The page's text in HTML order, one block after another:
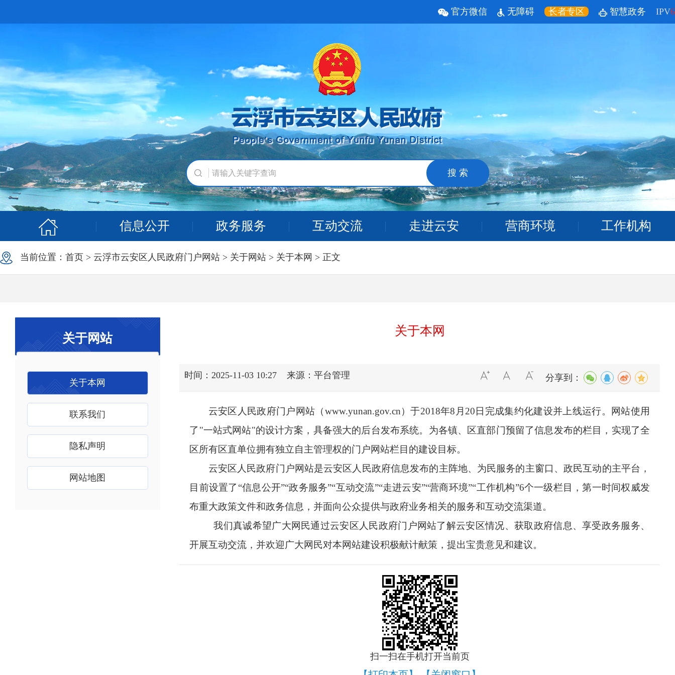
官方微信 无障碍 长者专区 智慧政务 IPV6
搜 索
信息公开 政务服务 互动交流 走进云安 营商环境 工作机构
当前位置： 首页 > 云浮市云安区人民政府门户网站 > 关于网站 > 关于本网 > 正文
关于网站
关于本网
联系我们
隐私声明
网站地图
关于本网
时间：2025-11-03 10:27 来源：平台管理 分享到：
云安区人民政府门户网站（www.yunan.gov.cn）于2018年8 月20 日完成集约化建设并上线运行。网站使用
了 "一站式网站"的设计方案，具备强大的后台发布系统。为各镇、区直部门预留了信息发布的栏目，实现了全
区所有区直单位拥有独立自主管理权的门户网站栏目的建设目标。
云安区人民政府门户网站是云安区人民政府信息发布的主阵地、为民服务的主窗口、政民互动的主平台，
目前设置了“信息公开”“政务服务”“互动交流”“走进云安”“营商环境”“工作机构”6个一级栏目，第一时间权威发
布重大政策文件和政务信息，并面向公众提供与政府业务相关的服务和互动交流渠道。
我们真诚希望广大网民通过云安区 人民政府门户网站了解云安区情况、获取政府信息、享受政务服务、
开展互动交流，并欢迎广大网民对本网站建设积极献计献策，提出宝贵意见和建议。
扫一扫在手机打开当前页